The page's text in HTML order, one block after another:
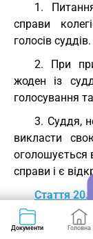
1.
справи
голосів
2. При
жоден із
голосування
3. Суддя,
викласти
оголошується
справи і є
Стаття 20.
1. Суддя
підлягає
Документи Головна